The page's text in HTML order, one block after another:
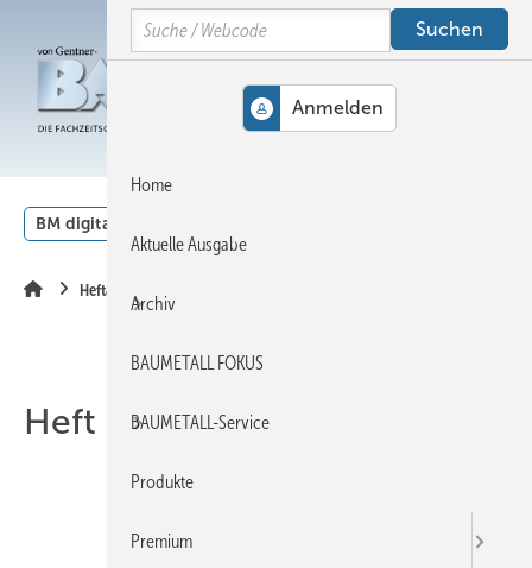
Hauptinhalt
Hauptmenü
SiteSearch
BM digital
Heftarchiv
Heft 02-2023
Search
Home
Aktuelle Ausgabe
Archiv
BAUMETALL FOKUS
BAUMETALL-Service
Produkte
Premium